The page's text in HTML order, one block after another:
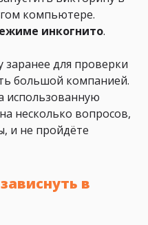
компьютере.
инкогнито.
для проверки
большой компанией.
использованную
несколько вопросов,
и не пройдёте
в